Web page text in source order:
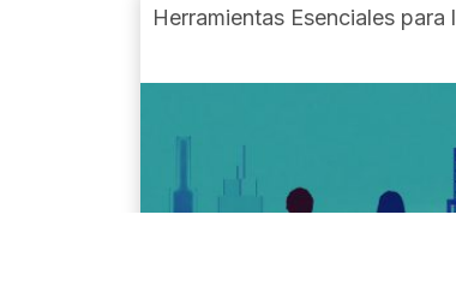
Herramientas Esenciales